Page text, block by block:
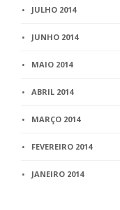
JULHO 2014
JUNHO 2014
MAIO 2014
ABRIL 2014
MARÇO 2014
FEVEREIRO 2014
JANEIRO 2014